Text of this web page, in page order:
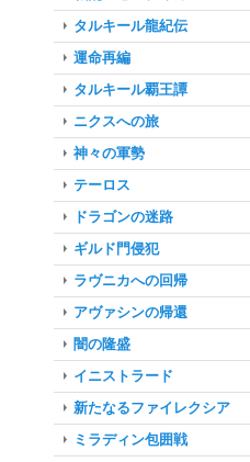
タルキール龍紀伝
運命再編
タルキール覇王譚
ニクスへの旅
神々の軍勢
テーロス
ドラゴンの迷路
ギルド門侵犯
ラヴニカへの回帰
アヴァシンの帰還
闇の隆盛
イニストラード
新たなるファイレクシア
ミラディン包囲戦